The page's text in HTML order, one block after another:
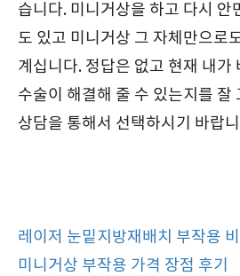
습니다. 미니거상을 하고 다시 안
도 있고 미니거상 그 자체만으로
계십니다. 정답은 없고 현재 내가
수술이 해결해 줄 수 있는지를 잘
상담을 통해서 선택하시기 바랍
레이저 눈밑지방재배치 부작용
미니거상 부작용 가격 장점 후기